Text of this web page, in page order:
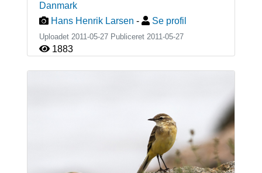
Danmark
Hans Henrik Larsen - Se profil
Uploadet 2011-05-27 Publiceret 2011-05-27
1883